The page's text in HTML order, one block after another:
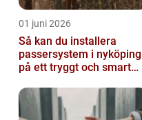
01 juni 2026
Så kan du installera
passersystem i nyköping
på ett tryggt och smart